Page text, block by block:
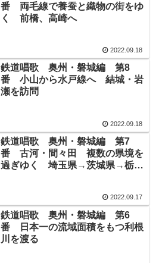
番 両毛線で養蚕と織物の街をゆ
く 前橋、高崎へ
2022.09.18
鉄道唱歌 奥州・磐城編 第8
番 小山から水戸線へ 結城・岩
瀬を訪問
2022.09.18
鉄道唱歌 奥州・磐城編 第7
番 古河・間々田 複数の県境を
過ぎゆく 埼玉県→茨城県→栃木
2022.09.17
鉄道唱歌 奥州・磐城編 第6
番 日本一の流域面積をもつ利根
川を渡る